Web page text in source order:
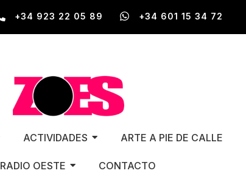
+34 923 22 05 89 +34 601 15 34 72
ACTIVIDADES ARTE A PIE DE CALLE
RADIO OESTE CONTACTO